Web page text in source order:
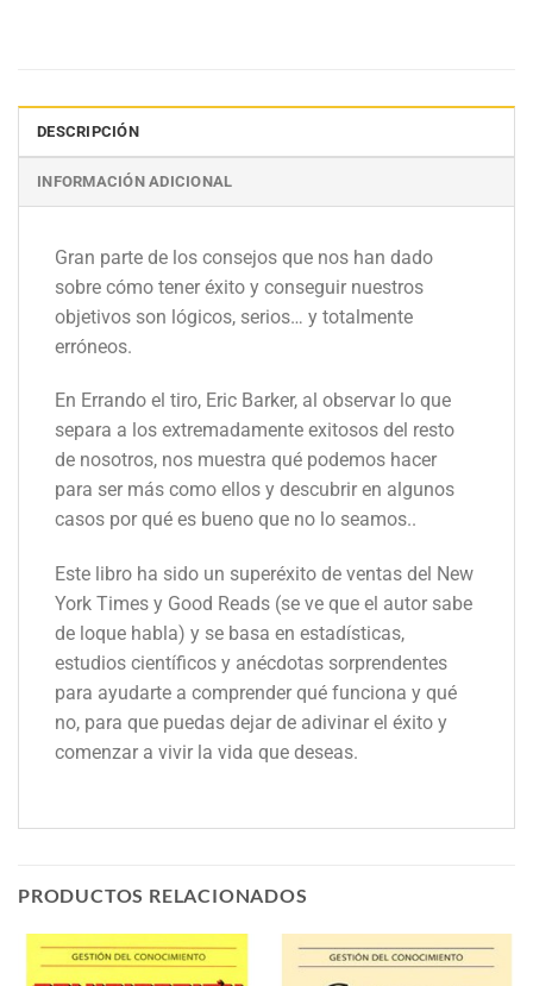
DESCRIPCIÓN
INFORMACIÓN ADICIONAL
Gran parte de los consejos que nos han dado
sobre cómo tener éxito y conseguir nuestros
objetivos son lógicos, serios… y totalmente
erróneos.
En Errando el tiro, Eric Barker, al observar lo que
separa a los extremadamente exitosos del resto
de nosotros, nos muestra qué podemos hacer
para ser más como ellos y descubrir en algunos
casos por qué es bueno que no lo seamos..
Este libro ha sido un superéxito de ventas del New
York Times y Good Reads (se ve que el autor sabe
de loque habla) y se basa en estadísticas,
estudios científicos y anécdotas sorprendentes
para ayudarte a comprender qué funciona y qué
no, para que puedas dejar de adivinar el éxito y
comenzar a vivir la vida que deseas.
PRODUCTOS RELACIONADOS